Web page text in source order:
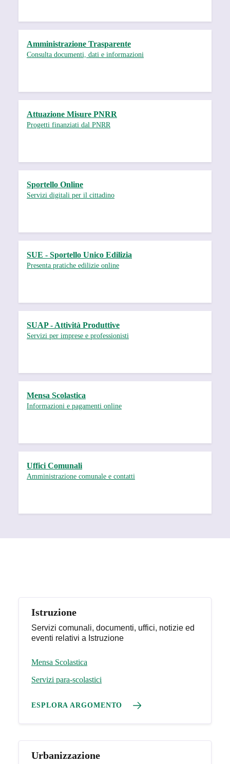
Amministrazione Trasparente
Consulta documenti, dati e informazioni
Attuazione Misure PNRR
Progetti finanziati dal PNRR
Sportello Online
Servizi digitali per il cittadino
SUE - Sportello Unico Edilizia
Presenta pratiche edilizie online
SUAP - Attività Produttive
Servizi per imprese e professionisti
Mensa Scolastica
Informazioni e pagamenti online
Uffici Comunali
Amministrazione comunale e contatti
Istruzione
Servizi comunali, documenti, uffici, notizie ed
eventi relativi a Istruzione
Mensa Scolastica
Servizi para-scolastici
ESPLORA ARGOMENTO
Urbanizzazione